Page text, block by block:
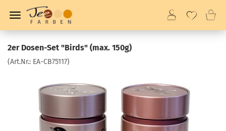
2er Dosen-Set "Birds" (max. 150g)
(Art.Nr.: EA-CB75117)